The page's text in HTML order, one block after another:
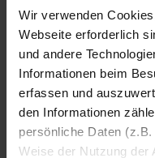
Wir verwenden
Webseite erforderlich
und andere
Informationen beim
erfassen und
den Informationen
persönliche Daten
Weise der Nutzung der
kombiniert natürliche
Diesoft gebürstete
Ausstrahlung im
Die abgebildeten
optional gegen